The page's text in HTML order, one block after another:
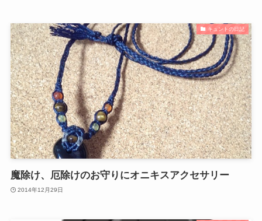
キュントの日記
魔除け、厄除けのお守りにオニキスアクセサリー
2014年12月29日